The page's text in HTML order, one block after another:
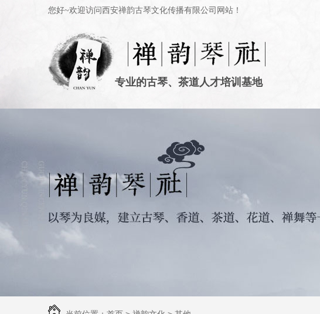
您好~欢迎访问西安禅韵古琴文化传播有限公司网站！
专业的古琴、茶道人才培训基地